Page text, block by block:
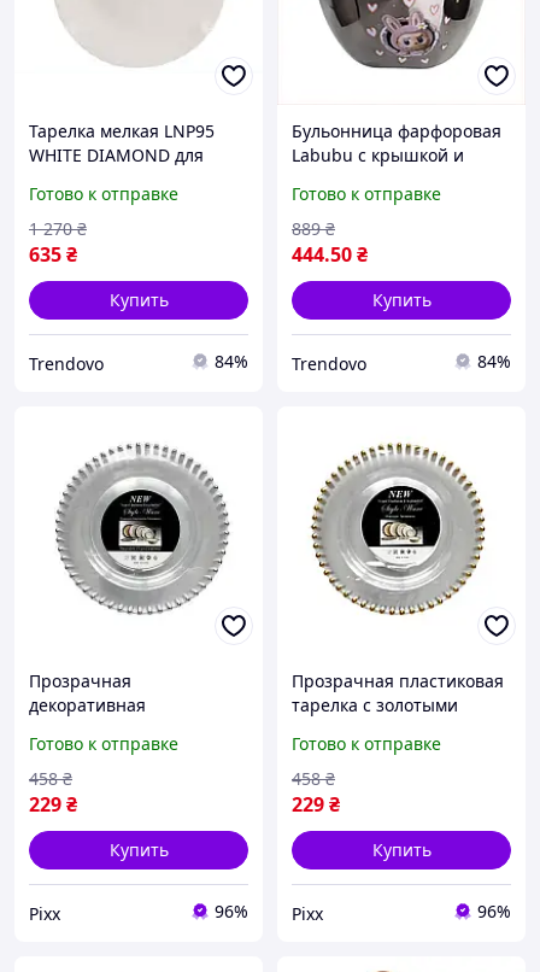
Тарелка мелкая LNP95
WHITE DIAMOND для
стильная посуда для
домашних праздников и
вечеринок
Готово к отправке
635₴
1 270 ₴
Купить
Trendovo 84%
Бульонница фарфоровая
Labubu с крышкой и
и тематических
вечеринок стильная
посуда
Готово к отправке
444.50₴
889 ₴
Купить
Trendovo 84%
Прозрачная
декоративная
рельефным краем,
премиум сервировочная
тарелка стеклянный
эффект для свадеб pix
Готово к отправке
229₴
458 ₴
Купить
Pixx 96%
Прозрачная пластиковая
тарелка с золотыми
премиум сервировочная
тарелка с эффектом
стекла для свадеб pix
Готово к отправке
229₴
458 ₴
Купить
Pixx 96%